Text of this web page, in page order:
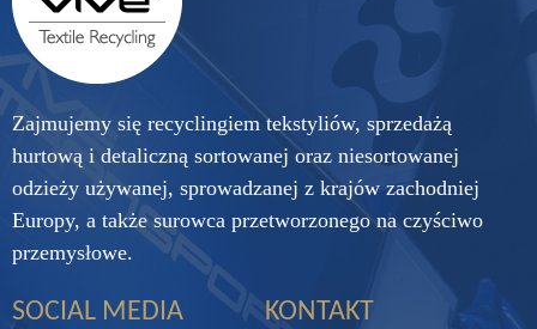
Zajmujemy się recyclingiem tekstyliów, sprzedażą
hurtową i detaliczną sortowanej oraz niesortowanej
odzieży używanej, sprowadzanej z krajów zachodniej
Europy, a także surowca przetworzonego na czyściwo
przemysłowe.
SOCIAL MEDIA KONTAKT